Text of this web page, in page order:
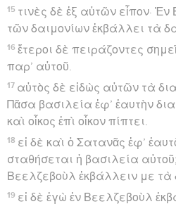
15 τινὲς δὲ ἐξ αὐτῶν εἶπον·
τῶν δαιμονίων ἐκβάλλει τὰ
16 ἕτεροι δὲ πειράζοντες
παρ’ αὐτοῦ.
17 αὐτὸς δὲ εἰδὼς αὐτῶν τὰ
Πᾶσα βασιλεία ἐφ’ ἑαυτὴν
καὶ οἶκος ἐπὶ οἶκον πίπτει.
18 εἰ δὲ καὶ ὁ Σατανᾶς ἐφ’
σταθήσεται ἡ βασιλεία
Βεελζεβοὺλ ἐκβάλλειν με τὰ
19 εἰ δὲ ἐγὼ ἐν Βεελζεβοὺλ